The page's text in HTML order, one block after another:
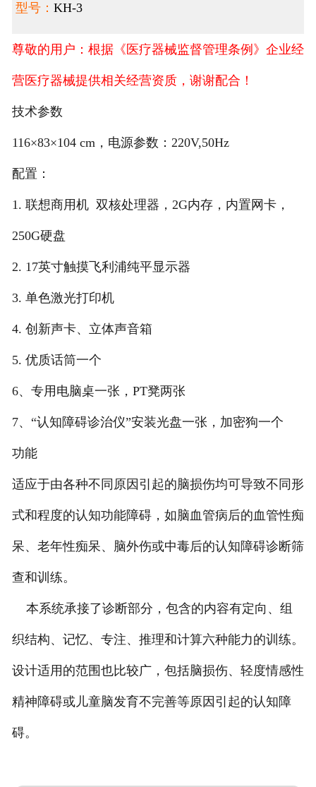
型号： KH-3
尊敬的用户：根据《医疗器械监督管理条例》企业经
营医疗器械提供相关经营资质，谢谢配合！
技术参数
116×83×104 cm，电源参数：220V,50Hz
配置：
1. 联想商用机 双核处理器，2G内存，内置网卡，
250G硬盘
2. 17英寸触摸飞利浦纯平显示器
3. 单色激光打印机
4. 创新声卡、立体声音箱
5. 优质话筒一个
6、专用电脑桌一张，PT凳两张
7、“认知障碍诊治仪”安装光盘一张，加密狗一个
功能
适应于由各种不同原因引起的脑损伤均可导致不同形
式和程度的认知功能障碍，如脑血管病后的血管性痴
呆、老年性痴呆、脑外伤或中毒后的认知障碍诊断筛
查和训练。
本系统承接了诊断部分，包含的内容有定向、组
织结构、记忆、专注、推理和计算六种能力的训练。
设计适用的范围也比较广，包括脑损伤、轻度情感性
精神障碍或儿童脑发育不完善等原因引起的认知障
碍。